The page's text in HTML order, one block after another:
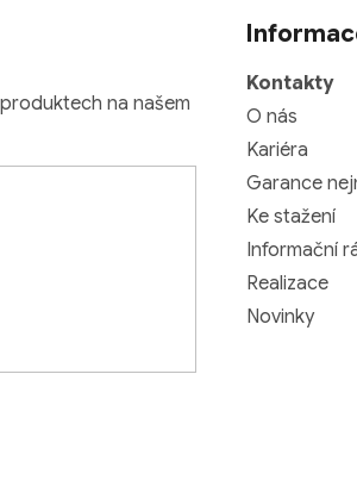
na našem
Kontakty
O nás
Kariéra
Garance
Ke stažení
Informační
Realizace
Novinky